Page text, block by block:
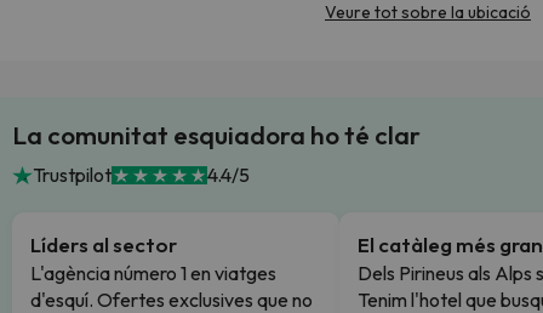
Veure tot sobre la ubicació
La comunitat esquiadora ho té clar
Trustpilot 4.4/5
Líders al sector
L'agència número 1 en viatges
d'esquí. Ofertes exclusives que no
El catàleg més gran
Dels Pirineus als Alps
Tenim l'hotel que